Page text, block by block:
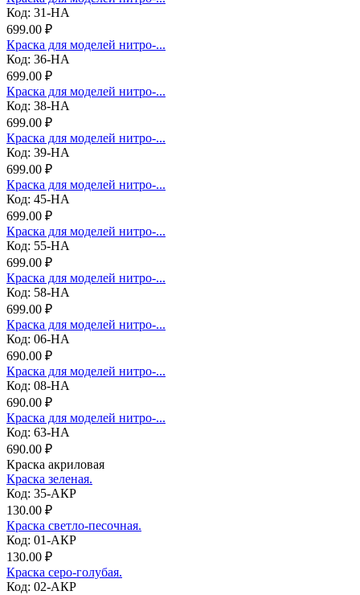
Код: 31-НА
699.00 ₽
Краска для моделей нитро-...
Код: 36-НА
699.00 ₽
Краска для моделей нитро-...
Код: 38-НА
699.00 ₽
Краска для моделей нитро-...
Код: 39-НА
699.00 ₽
Краска для моделей нитро-...
Код: 45-НА
699.00 ₽
Краска для моделей нитро-...
Код: 55-НА
699.00 ₽
Краска для моделей нитро-...
Код: 58-НА
699.00 ₽
Краска для моделей нитро-...
Код: 06-НА
690.00 ₽
Краска для моделей нитро-...
Код: 08-НА
690.00 ₽
Краска для моделей нитро-...
Код: 63-НА
690.00 ₽
Краска акриловая
Краска зеленая.
Код: 35-АКР
130.00 ₽
Краска светло-песочная.
Код: 01-АКР
130.00 ₽
Краска серо-голубая.
Код: 02-АКР